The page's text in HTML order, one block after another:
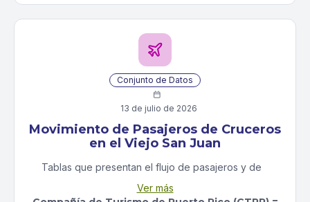
Conjunto de Datos

13 de julio de 2026
Movimiento de Pasajeros de Cruceros
en el Viejo San Juan
Tablas que presentan el flujo de pasajeros y de
puerto base y los que están en tránsito.
Ver más